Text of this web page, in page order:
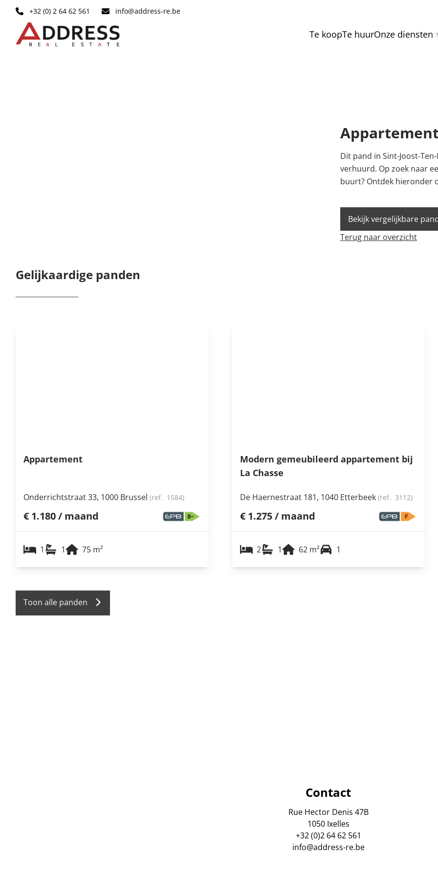
Ga naar hoofdinhoud
+32 (0) 2 64 62 561 info@address-re.be
Te koopTe huurOnze diensten
Dit pand in Sint-Joost-
verhuurd. Op zoek naar
buurt? Ontdek hieronder
Bekijk vergelijkbare
Terug naar overzicht
Gelijkaardige panden
Appartement
Onderrichtstraat 33, 1000 Brussel (ref. 1584)
€ 1.180 / maand
1 1 75 m²
Modern gemeubileerd appartement bij
La Chasse
De Haernestraat 181, 1040 Etterbeek (ref. 3112)
€ 1.275 / maand
2 1 62 m² 1
Toon alle panden
Contact
Rue Hector Denis 47B
1050 Ixelles
+32 (0)2 64 62 561
info@address-re.be